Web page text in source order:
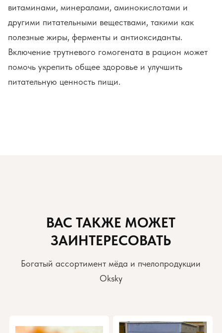
витаминами, минералами, аминокислотами и
другими питательными веществами, такими как
полезные жиры, ферменты и антиоксиданты.
Включение трутневого гомогената в рацион может
помочь укрепить общее здоровье и улучшить
питательную ценность пищи.
ВАС ТАКЖЕ МОЖЕТ
ЗАИНТЕРЕСОВАТЬ
Богатый ассортимент мёда и пчелопродукции
Oksky